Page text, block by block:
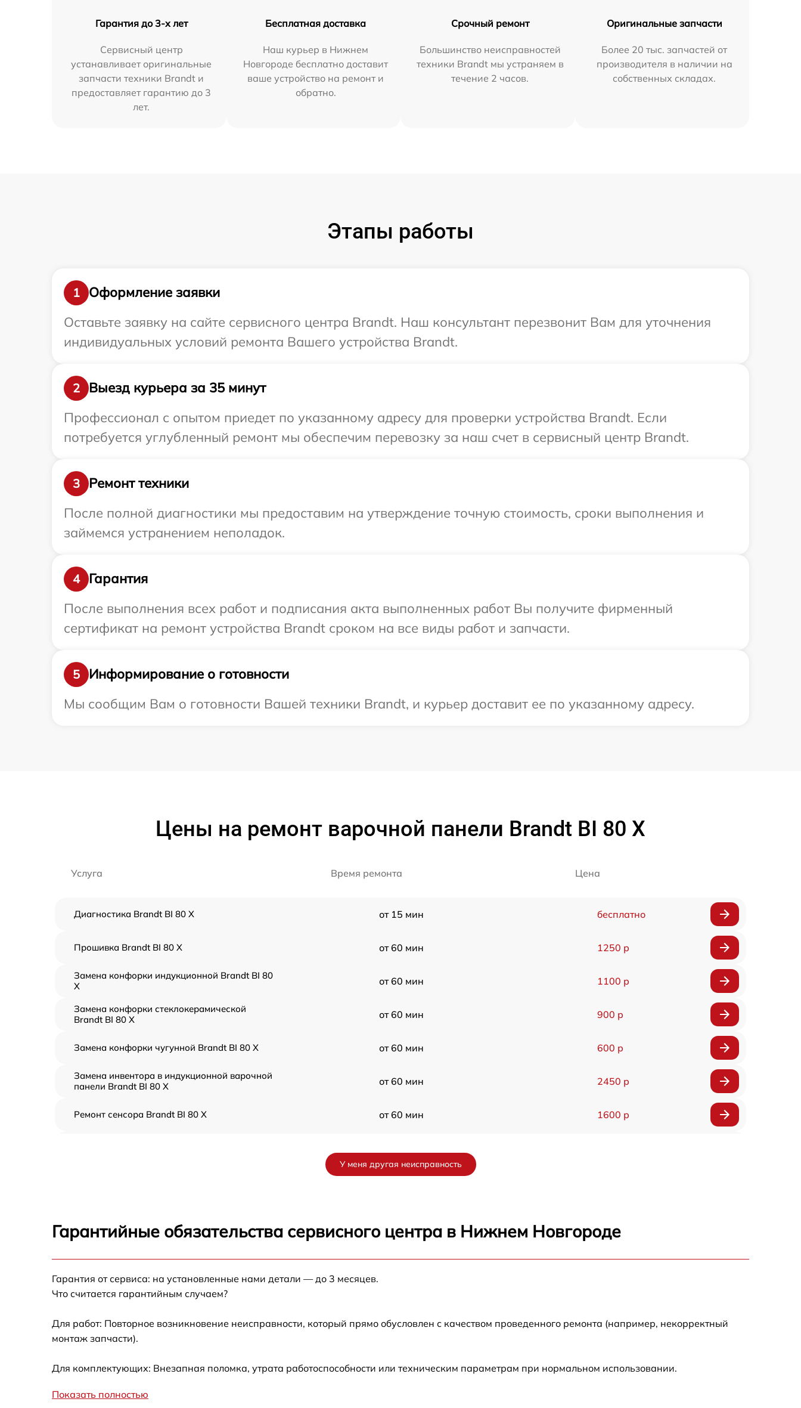
Гарантия до 3-х лет
Сервисный центр
устанавливает оригинальные
запчасти техники Brandt и
предоставляет гарантию до 3
лет.
Бесплатная доставка
Наш курьер в Нижнем
Новгороде бесплатно доставит
ваше устройство на ремонт и
обратно.
Срочный ремонт
Большинство неисправностей
техники Brandt мы устраняем в
течение 2 часов.
Оригинальные запчасти
Более 20 тыс. запчастей от
производителя в наличии на
собственных складах.
Этапы работы
1
Оформление заявки
Оставьте заявку на сайте сервисного центра Brandt. Наш консультант перезвонит Вам для уточнения
индивидуальных условий ремонта Вашего устройства Brandt.
2
Выезд курьера за 35 минут
Профессионал с опытом приедет по указанному адресу для проверки устройства Brandt. Если
потребуется углубленный ремонт мы обеспечим перевозку за наш счет в сервисный центр Brandt.
3
Ремонт техники
После полной диагностики мы предоставим на утверждение точную стоимость, сроки выполнения и
займемся устранением неполадок.
4
Гарантия
После выполнения всех работ и подписания акта выполненных работ Вы получите фирменный
сертификат на ремонт устройства Brandt сроком на все виды работ и запчасти.
5
Информирование о готовности
Мы сообщим Вам о готовности Вашей техники Brandt, и курьер доставит ее по указанному адресу.
Цены на ремонт варочной панели Brandt BI 80 X
Услуга Время ремонта Цена
Диагностика Brandt BI 80 X от 15 мин бесплатно
Прошивка Brandt BI 80 X от 60 мин 1250 р
Замена конфорки индукционной Brandt BI 80
X
от 60 мин 1100 р
Замена конфорки стеклокерамической
Brandt BI 80 X
от 60 мин 900 р
Замена конфорки чугунной Brandt BI 80 X от 60 мин 600 р
Замена инвентора в индукционной варочной
панели Brandt BI 80 X
от 60 мин 2450 р
Ремонт сенсора Brandt BI 80 X от 60 мин 1600 р
Замена сенсора Brandt BI 80 X
У меня другая неисправность
Гарантийные обязательства сервисного центра в Нижнем Новгороде
Гарантия от сервиса: на установленные нами детали — до 3 месяцев.
Что считается гарантийным случаем?
Для работ: Повторное возникновение неисправности, который прямо обусловлен с качеством проведенного ремонта (например, некорректный
монтаж запчасти).
Для комплектующих: Внезапная поломка, утрата работоспособности или техническим параметрам при нормальном использовании.
Показать полностью